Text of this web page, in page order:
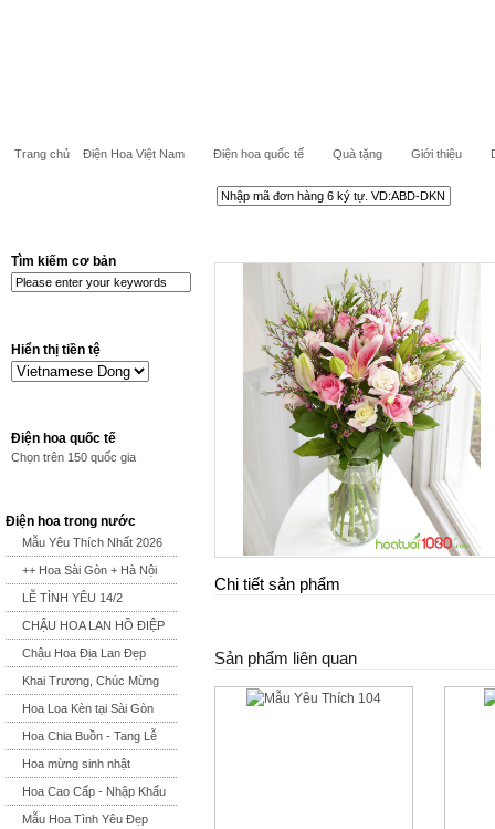
Trang chủ Điện Hoa Việt Nam Điện hoa quốc tế Quà tặng Giới thiệu
Tìm kiếm cơ bản
Hiển thị tiền tệ
Điện hoa quốc tế
Chọn trên 150 quốc gia
Điện hoa trong nước
Mẫu Yêu Thích Nhất 2026
++ Hoa Sài Gòn + Hà Nội
LỄ TÌNH YÊU 14/2
CHẬU HOA LAN HỒ ĐIỆP
Chậu Hoa Địa Lan Đẹp
Khai Trương, Chúc Mừng
Hoa Loa Kèn tại Sài Gòn
Hoa Chia Buồn - Tang Lễ
Hoa mừng sinh nhật
Hoa Cao Cấp - Nhập Khẩu
Mẫu Hoa Tình Yêu Đẹp
Chi tiết sản phẩm
Sản phẩm liên quan